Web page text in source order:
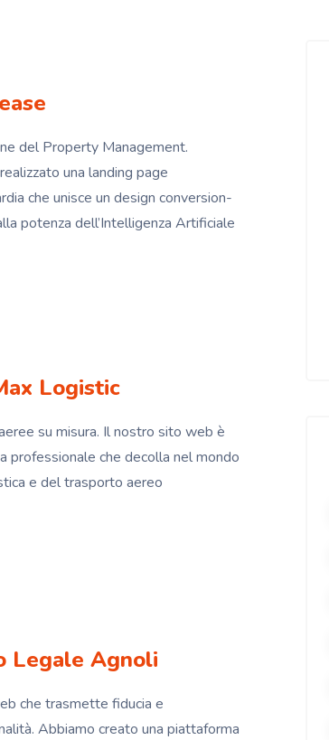
del Property Management.
una landing page
che unisce un design conversion-
potenza dell’Intelligenza Artificiale
Logistic
su misura. Il nostro sito web è
professionale che decolla nel mondo
e del trasporto aereo
Legale Agnoli
che trasmette fiducia e
Abbiamo creato una piattaforma